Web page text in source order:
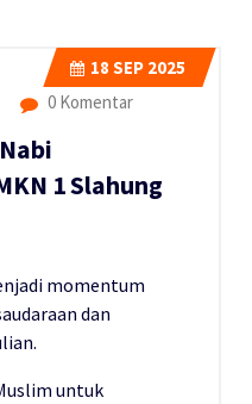
18 SEP 2025
0 Komentar
1 Slahung
momentum
dan
untuk